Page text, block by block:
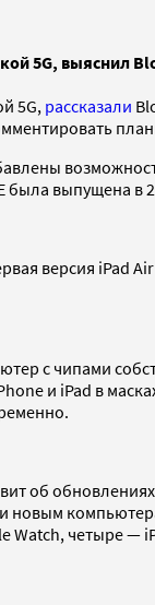
5G, выяснил
5G, рассказали
была выпущена в
версия iPad Air
с чипами
и iPad в
об
четыре —